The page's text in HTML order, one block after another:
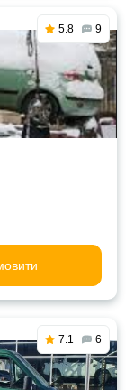
5.8 9
7.1 6